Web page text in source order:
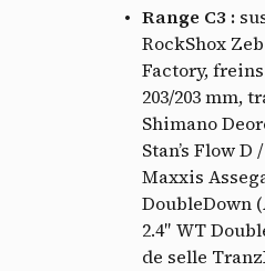
Range C3 :
RockShox
Factory,
203/203 mm,
Shimano
Stan’s Flow
Maxxis
DoubleDown
2.4″ WT
de selle